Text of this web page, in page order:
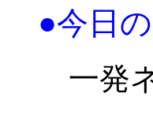
●今日
一発